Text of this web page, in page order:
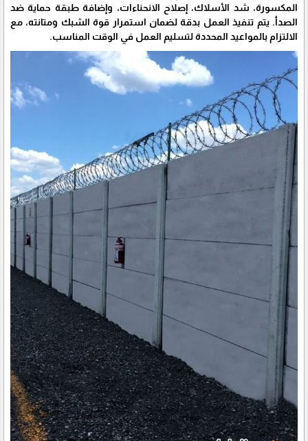
المكسورة، شد الأسلاك، إصلاح الانحناءات، وإضافة طبقة حماية ضد
الصدأ. يتم تنفيذ العمل بدقة لضمان استمرار قوة الشبك ومتانته، مع
الالتزام بالمواعيد المحددة لتسليم العمل في الوقت المناسب.